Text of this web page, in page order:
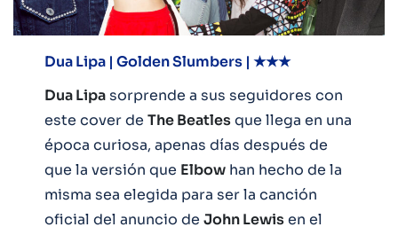
Dua Lipa | Golden Slumbers | ★★★
Dua Lipasorprende a sus seguidores con
este cover de The Beatlesque llega en una
época curiosa, apenas días después de
que la versión que Elbow han hecho de la
misma sea elegida para ser la canción
oficial del anuncio de John Lewisen el